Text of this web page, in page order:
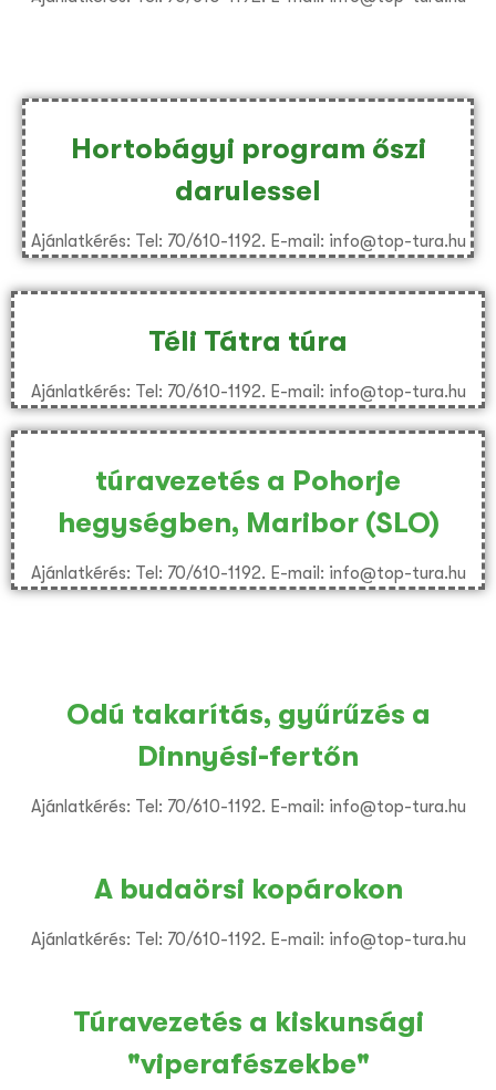
Hortobágyi program őszi
darulessel
Ajánlatkérés: Tel: 70/610-1192. E-mail: info@top-tura.hu
Téli Tátra túra
Ajánlatkérés: Tel: 70/610-1192. E-mail: info@top-tura.hu
túravezetés a Pohorje
hegységben, Maribor (SLO)
Ajánlatkérés: Tel: 70/610-1192. E-mail: info@top-tura.hu
Odú takarítás, gyűrűzés a
Dinnyési-fertőn
Ajánlatkérés: Tel: 70/610-1192. E-mail: info@top-tura.hu
A budaörsi kopárokon
Ajánlatkérés: Tel: 70/610-1192. E-mail: info@top-tura.hu
Túravezetés a kiskunsági
"viperafészekbe"